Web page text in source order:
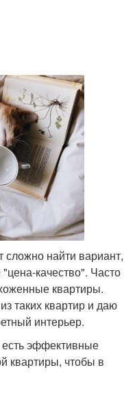
найти вариант,
качество". Часто
квартиры.
таких квартир и даю
интерьер.
эффективные
квартиры, чтобы в